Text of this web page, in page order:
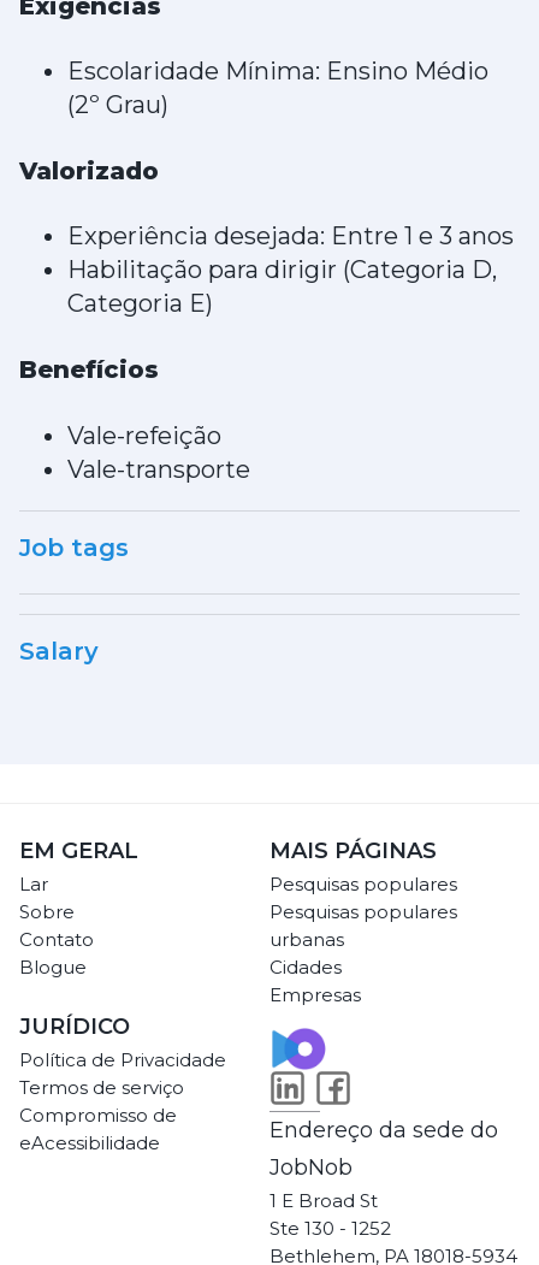
Escolaridade Mínima: Ensino Médio
(2º Grau)
Valorizado
Experiência desejada: Entre 1 e 3 anos
Habilitação para dirigir (Categoria D,
Categoria E)
Benefícios
Vale-refeição
Vale-transporte
Job tags
Salary
EM GERAL
Lar
Sobre
Contato
Blogue
MAIS PÁGINAS
Pesquisas populares
Pesquisas populares
urbanas
Cidades
Empresas
JURÍDICO
Política de Privacidade
Termos de serviço
Compromisso de
eAcessibilidade
Endereço da sede do
JobNob
1 E Broad St
Ste 130 - 1252
Bethlehem, PA 18018-5934